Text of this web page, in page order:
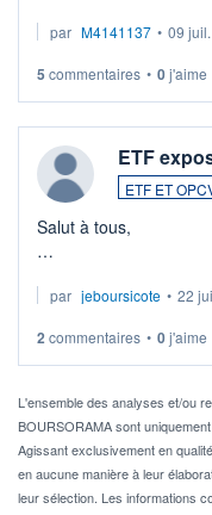
par M4141137 • 09 juil.
5 commentaires • 0j'aime
ETF
ETF ET
Salut à tous,
via un ETF plutôt
Idéalement, je
Pour l' ...
par jeboursicote • 22
2 commentaires • 0j'aime
L'ensemble des analyses et/ou
BOURSORAMA sont
Agissant exclusivement en
en aucune manière à leur
leur sélection. Les informations